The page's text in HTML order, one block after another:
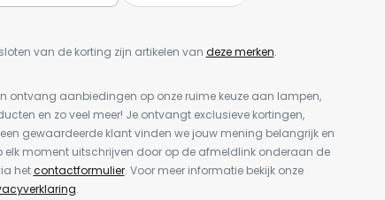
van de korting zijn artikelen van deze merken.
ontvang aanbiedingen op onze ruime keuze aan lampen,
en zo veel meer! Je ontvangt exclusieve kortingen,
gewaardeerde klant vinden we jouw mening belangrijk en
moment uitschrijven door op de afmeldlink onderaan de
hetcontactformulier. Voor meer informatie bekijk onze
.